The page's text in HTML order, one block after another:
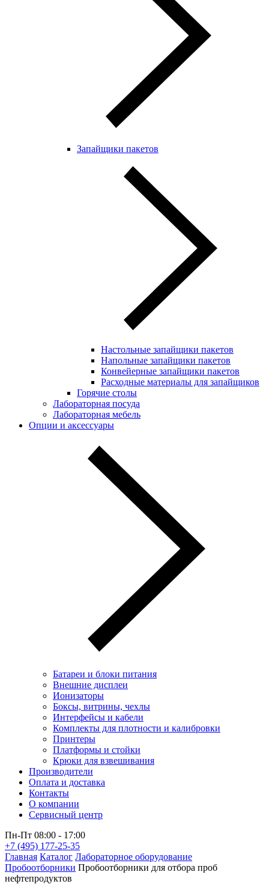
Запайщики пакетов
Настольные запайщики пакетов
Напольные запайщики пакетов
Конвейерные запайщики пакетов
Расходные материалы для запайщиков
Горячие столы
Лабораторная посуда
Лабораторная мебель
Опции и аксессуары
Батареи и блоки питания
Внешние дисплеи
Ионизаторы
Боксы, витрины, чехлы
Интерфейсы и кабели
Комплекты для плотности и калибровки
Принтеры
Платформы и стойки
Крюки для взвешивания
Производители
Оплата и доставка
Контакты
О компании
Сервисный центр
Пн-Пт 08:00 - 17:00
+7 (495) 177-25-35
Главная Каталог Лабораторное оборудование
Пробоотборники Пробоотборники для отбора проб
нефтепродуктов